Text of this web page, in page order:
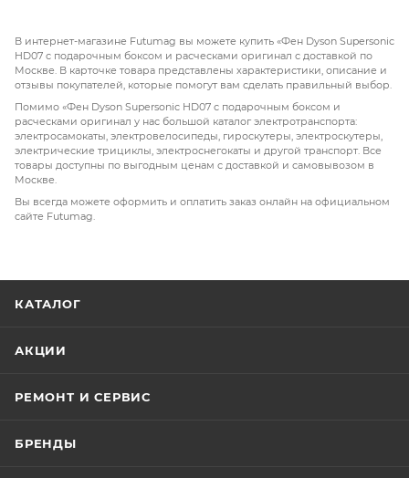
В интернет-магазине Futumag вы можете купить «Фен Dyson Supersonic
HD07 с подарочным боксом и расческами оригинал с доставкой по
Москве. В карточке товара представлены характеристики, описание и
отзывы покупателей, которые помогут вам сделать правильный выбор.
Помимо «Фен Dyson Supersonic HD07 с подарочным боксом и
расческами оригинал у нас большой каталог электротранспорта:
электросамокаты, электровелосипеды, гироскутеры, электроскутеры,
электрические трициклы, электроснегокаты и другой транспорт. Все
товары доступны по выгодным ценам с доставкой и самовывозом в
Москве.
Вы всегда можете оформить и оплатить заказ онлайн на официальном
сайте Futumag.
КАТАЛОГ
АКЦИИ
РЕМОНТ И СЕРВИС
БРЕНДЫ